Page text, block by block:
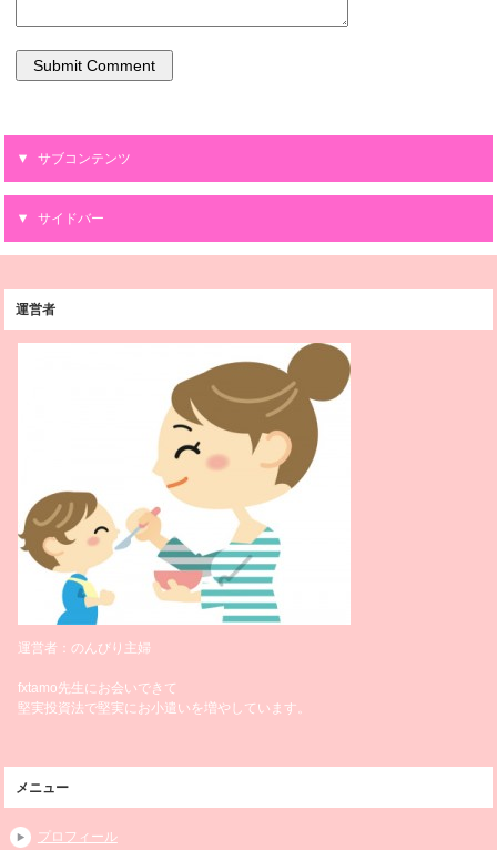
サブコンテンツ
サイドバー
運営者
運営者：のんびり主婦
fxtamo先生にお会いできて
堅実投資法で堅実にお小遣いを増やしています。
メニュー
プロフィール